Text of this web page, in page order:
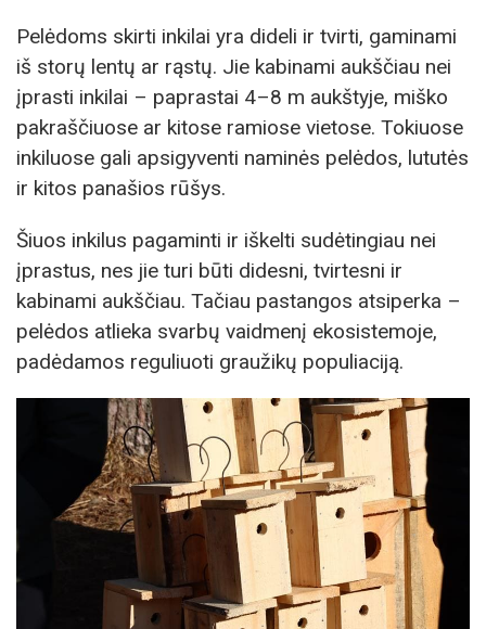
Pelėdoms skirti inkilai yra dideli ir tvirti, gaminami
iš storų lentų ar rąstų. Jie kabinami aukščiau nei
įprasti inkilai – paprastai 4–8 m aukštyje, miško
pakraščiuose ar kitose ramiose vietose. Tokiuose
inkiluose gali apsigyventi naminės pelėdos, lututės
ir kitos panašios rūšys.
Šiuos inkilus pagaminti ir iškelti sudėtingiau nei
įprastus, nes jie turi būti didesni, tvirtesni ir
kabinami aukščiau. Tačiau pastangos atsiperka –
pelėdos atlieka svarbų vaidmenį ekosistemoje,
padėdamos reguliuoti graužikų populiaciją.